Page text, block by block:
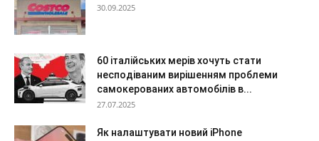
30.09.2025
60 італійських мерів хочуть стати
несподіваним вирішенням проблеми
самокерованих автомобілів в...
27.07.2025
Як налаштувати новий iPhone